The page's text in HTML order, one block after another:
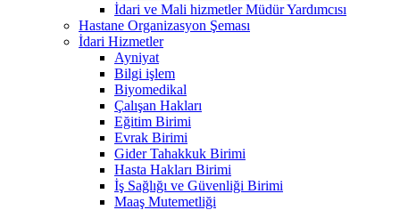
İdari ve Mali hizmetler Müdür Yardımcısı
Hastane Organizasyon Şeması
İdari Hizmetler
Ayniyat
Bilgi işlem
Biyomedikal
Çalışan Hakları
Eğitim Birimi
Evrak Birimi
Gider Tahakkuk Birimi
Hasta Hakları Birimi
İş Sağlığı ve Güvenliği Birimi
Maaş Mutemetliği